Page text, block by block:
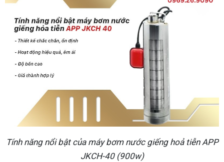
Tính năng nổi bật của máy bơm nước giếng hoả tiễn APP
JKCH-40 (900w)